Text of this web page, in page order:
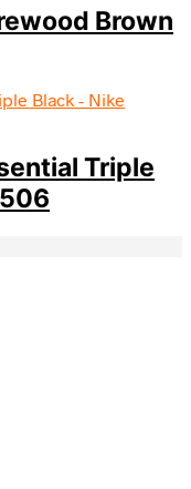
Brown
Triple